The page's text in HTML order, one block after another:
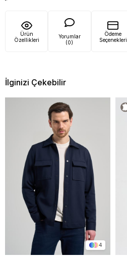
Ürün
Özellikleri
Yorumlar
(0)
Ödeme
Seçenekleri
İlginizi Çekebilir
4